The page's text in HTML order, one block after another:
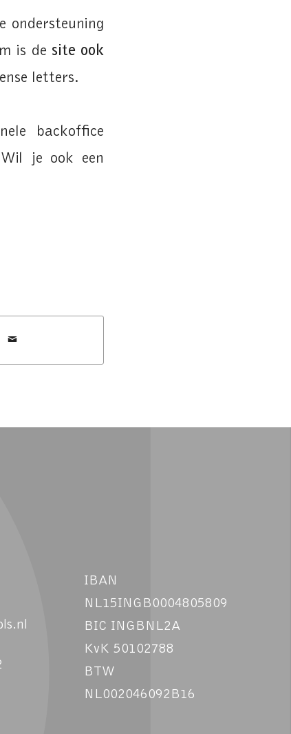
ondersteuning
is de site ook
letters.
backoffice
je ook een
IBAN
NL15INGB0004805809
BIC INGBNL2A
KvK 50102788
BTW
NL002046092B16